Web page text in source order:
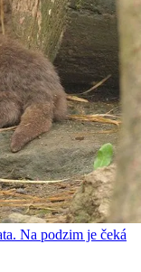
Na podzim je čeká